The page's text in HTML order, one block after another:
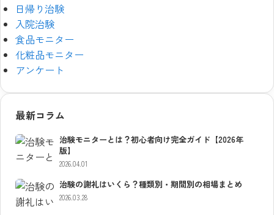
日帰り治験
入院治験
食品モニター
化粧品モニター
アンケート
最新コラム
治験モニターとは？初心者向け完全ガイド【2026年
版】
2026.04.01
治験の謝礼はいくら？種類別・期間別の相場まとめ
2026.03.28